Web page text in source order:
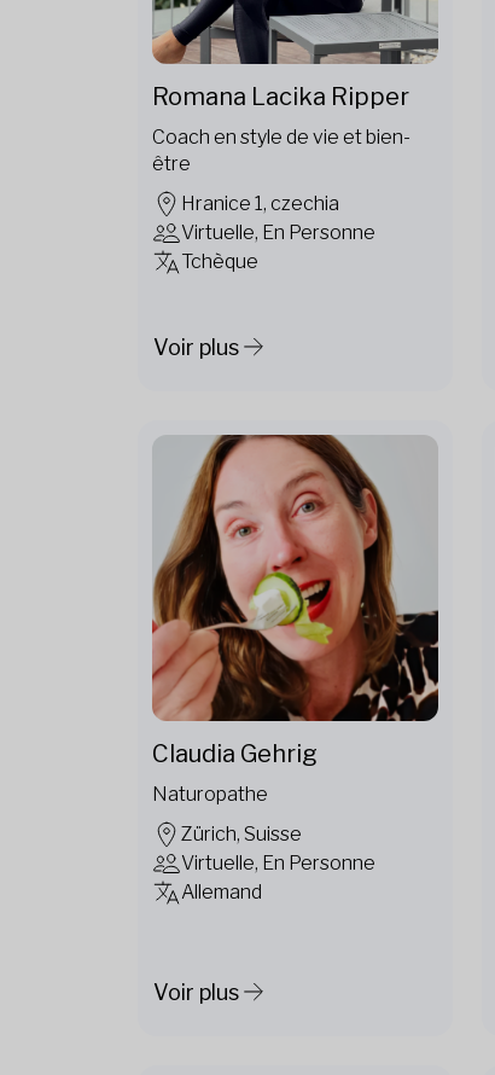
Romana Lacika Ripper
Coach en style de vie et bien-
être
Hranice 1, czechia
Virtuelle, En Personne
Tchèque
Voir plus
Claudia Gehrig
Naturopathe
Zürich, Suisse
Virtuelle, En Personne
Allemand
Voir plus